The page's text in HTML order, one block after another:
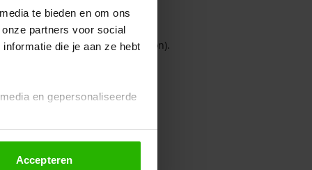
te bieden en om ons
partners voor social
die je aan ze hebt
en gepersonaliseerde
Accepteren
console for more information).